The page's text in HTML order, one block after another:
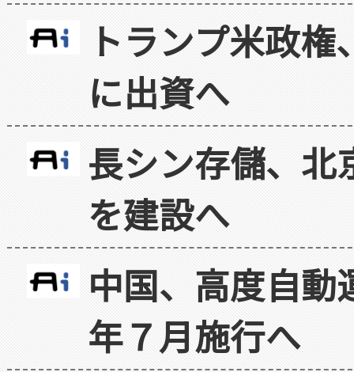
トランプ米政
に出資へ
長シン存儲、北
を建設へ
中国、高度自
年７月施行へ